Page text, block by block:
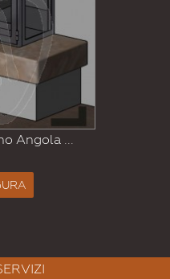
Angola ...